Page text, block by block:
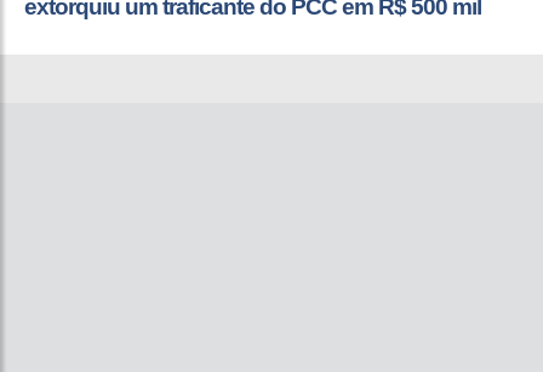
extorquiu um traficante do PCC em R$ 500 mil